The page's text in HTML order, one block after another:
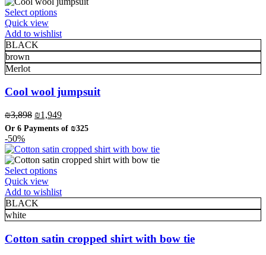
Select optionsThis
has
variants.
The
options
may
be
on
the
page
Quick view
Add to wishlist
BLACK
brown
Merlot
Cool wool jumpsuit
₪3,898 Original
price
was:
₪3,898.
₪1,949Current
price
₪1,949.
Or 6 Payments of ₪325
-50%
Select optionsThis
has
variants.
The
options
may
Quick view
Add to wishlist
BLACK
white
Cotton satin cropped shirt with bow tie